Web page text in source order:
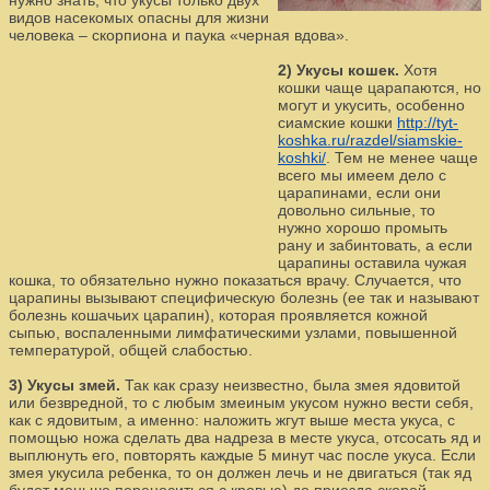
видов насекомых опасны для жизни
человека – скорпиона и паука «черная вдова».
2) Укусы кошек. Хотя
кошки чаще царапаются, но
могут и укусить, особенно
сиамские кошки http://tyt-
koshka.ru/razdel/siamskie-
koshki/. Тем не менее чаще
всего мы имеем дело с
царапинами, если они
довольно сильные, то
нужно хорошо промыть
рану и забинтовать, а если
царапины оставила чужая
кошка, то обязательно нужно показаться врачу. Случается, что
царапины вызывают специфическую болезнь (ее так и называют
болезнь кошачьих царапин), которая проявляется кожной
сыпью, воспаленными лимфатическими узлами, повышенной
температурой, общей слабостью.
3) Укусы змей. Так как сразу неизвестно, была змея ядовитой
или безвредной, то с любым змеиным укусом нужно вести себя,
как с ядовитым, а именно: наложить жгут выше места укуса, с
помощью ножа сделать два надреза в месте укуса, отсосать яд и
выплюнуть его, повторять каждые 5 минут час после укуса. Если
змея укусила ребенка, то он должен лечь и не двигаться (так яд